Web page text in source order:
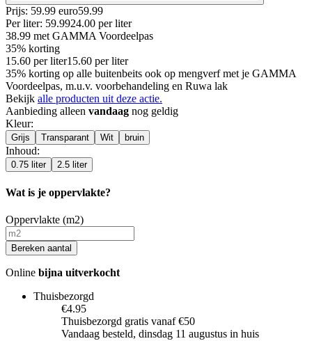
Prijs: 59.99 euro59.99
Per liter: 59.9924.00 per liter
38.99 met GAMMA Voordeelpas
35% korting
15.60 per liter15.60 per liter
35% korting op alle buitenbeits ook op mengverf met je GAMMA
Voordeelpas, m.u.v. voorbehandeling en Ruwa lak
Bekijk alle producten uit deze actie.
Aanbieding alleen vandaag nog geldig
Kleur:
Grijs Transparant Wit bruin
Inhoud:
0.75 liter 2.5 liter
Wat is je oppervlakte?
Oppervlakte (m2)
Bereken aantal
Online bijna uitverkocht
Thuisbezorgd
€4.95
Thuisbezorgd gratis vanaf €50
Vandaag besteld, dinsdag 11 augustus in huis